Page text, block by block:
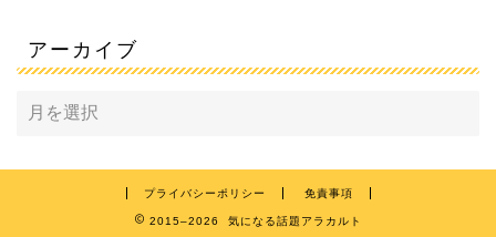
アーカイブ
プライバシーポリシー 免責事項
2015–2026 気になる話題アラカルト